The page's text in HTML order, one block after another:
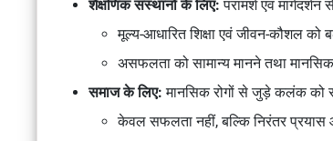
शैक्षणिक संस्थानों के लिए:परामर्श एवं
मूल्य-आधारित शिक्षा एवं जीवन-कौशल को
असफलता को सामान्य मानने तथा
समाज के लिए:मानसिक रोगों से जुड़े कलंक को
केवल सफलता नहीं, बल्कि निरंतर प्रयास